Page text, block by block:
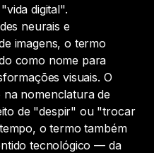
digital".
neurais e
imagens, o termo
como nome para
visuais. O
nomenclatura de
de "despir" ou "trocar
o termo também
tecnológico — da